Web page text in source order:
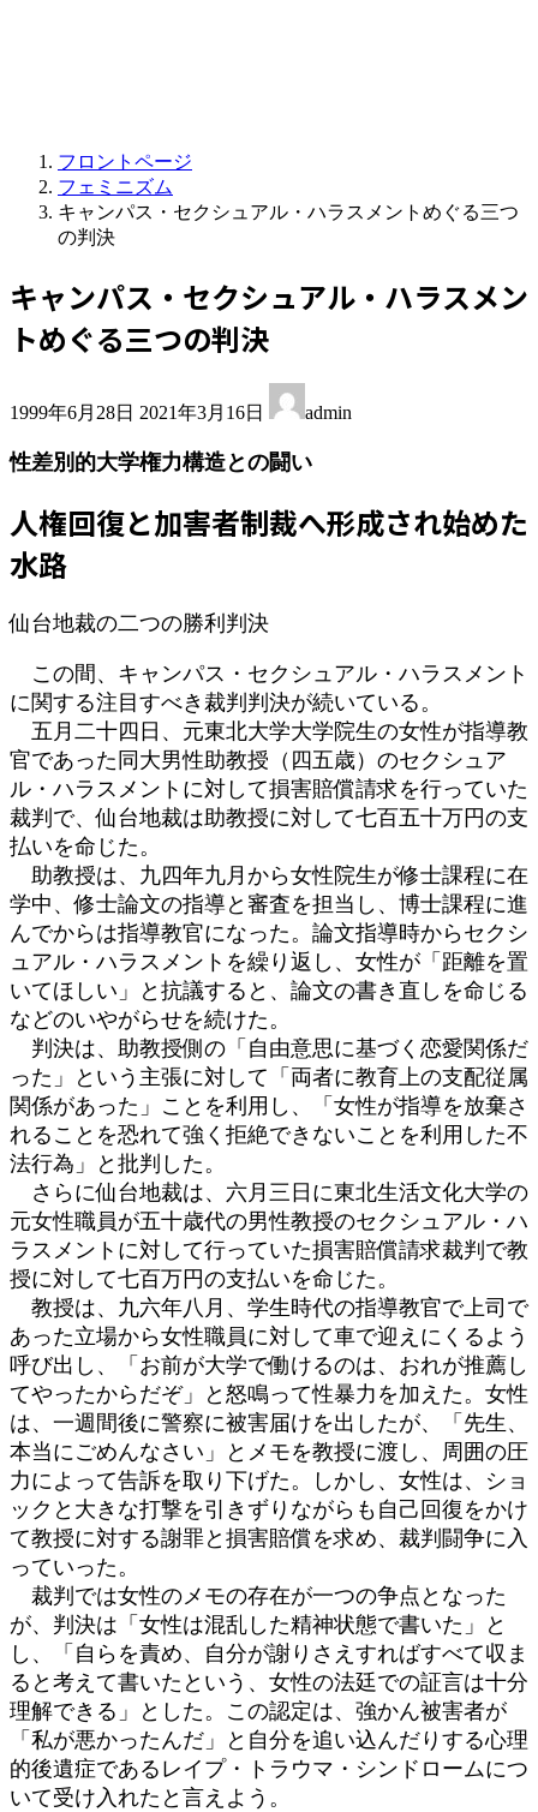
フロントページ
フェミニズム
キャンパス・セクシュアル・ハラスメントめぐる三つ
の判決
キャンパス・セクシュアル・ハラスメン
トめぐる三つの判決
1999年6月28日 終
新
時
2021年3月16日 admin
性差別的大学権力構造との闘い
人権回復と加害者制裁へ形成され始めた
水路
仙台地裁の二つの勝利判決
この間、キャンパス・セクシュアル・ハラスメント
に関する注目すべき裁判判決が続いている。
五月二十四日、元東北大学大学院生の女性が指導教
官であった同大男性助教授（四五歳）のセクシュア
ル・ハラスメントに対して損害賠償請求を行っていた
裁判で、仙台地裁は助教授に対して七百五十万円の支
払いを命じた。
助教授は、九四年九月から女性院生が修士課程に在
学中、修士論文の指導と審査を担当し、博士課程に進
んでからは指導教官になった。論文指導時からセクシ
ュアル・ハラスメントを繰り返し、女性が「距離を置
いてほしい」と抗議すると、論文の書き直しを命じる
などのいやがらせを続けた。
判決は、助教授側の「自由意思に基づく恋愛関係だ
った」という主張に対して「両者に教育上の支配従属
関係があった」ことを利用し、「女性が指導を放棄さ
れることを恐れて強く拒絶できないことを利用した不
法行為」と批判した。
さらに仙台地裁は、六月三日に東北生活文化大学の
元女性職員が五十歳代の男性教授のセクシュアル・ハ
ラスメントに対して行っていた損害賠償請求裁判で教
授に対して七百万円の支払いを命じた。
教授は、九六年八月、学生時代の指導教官で上司で
あった立場から女性職員に対して車で迎えにくるよう
呼び出し、「お前が大学で働けるのは、おれが推薦し
てやったからだぞ」と怒鳴って性暴力を加えた。女性
は、一週間後に警察に被害届けを出したが、「先生、
本当にごめんなさい」とメモを教授に渡し、周囲の圧
力によって告訴を取り下げた。しかし、女性は、ショ
ックと大きな打撃を引きずりながらも自己回復をかけ
て教授に対する謝罪と損害賠償を求め、裁判闘争に入
っていった。
裁判では女性のメモの存在が一つの争点となった
が、判決は「女性は混乱した精神状態で書いた」と
し、「自らを責め、自分が謝りさえすればすべて収ま
ると考えて書いたという、女性の法廷での証言は十分
理解できる」とした。この認定は、強かん被害者が
「私が悪かったんだ」と自分を追い込んだりする心理
的後遺症であるレイプ・トラウマ・シンドロームにつ
いて受け入れたと言えよう。